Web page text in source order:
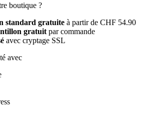
boutique ?
standard gratuite à partir de CHF 54.90
gratuit par commande
avec cryptage SSL
avec